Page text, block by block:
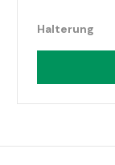
Halterung